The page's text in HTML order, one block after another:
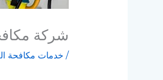
شركة مكافحة
/ خدمات مكافحة